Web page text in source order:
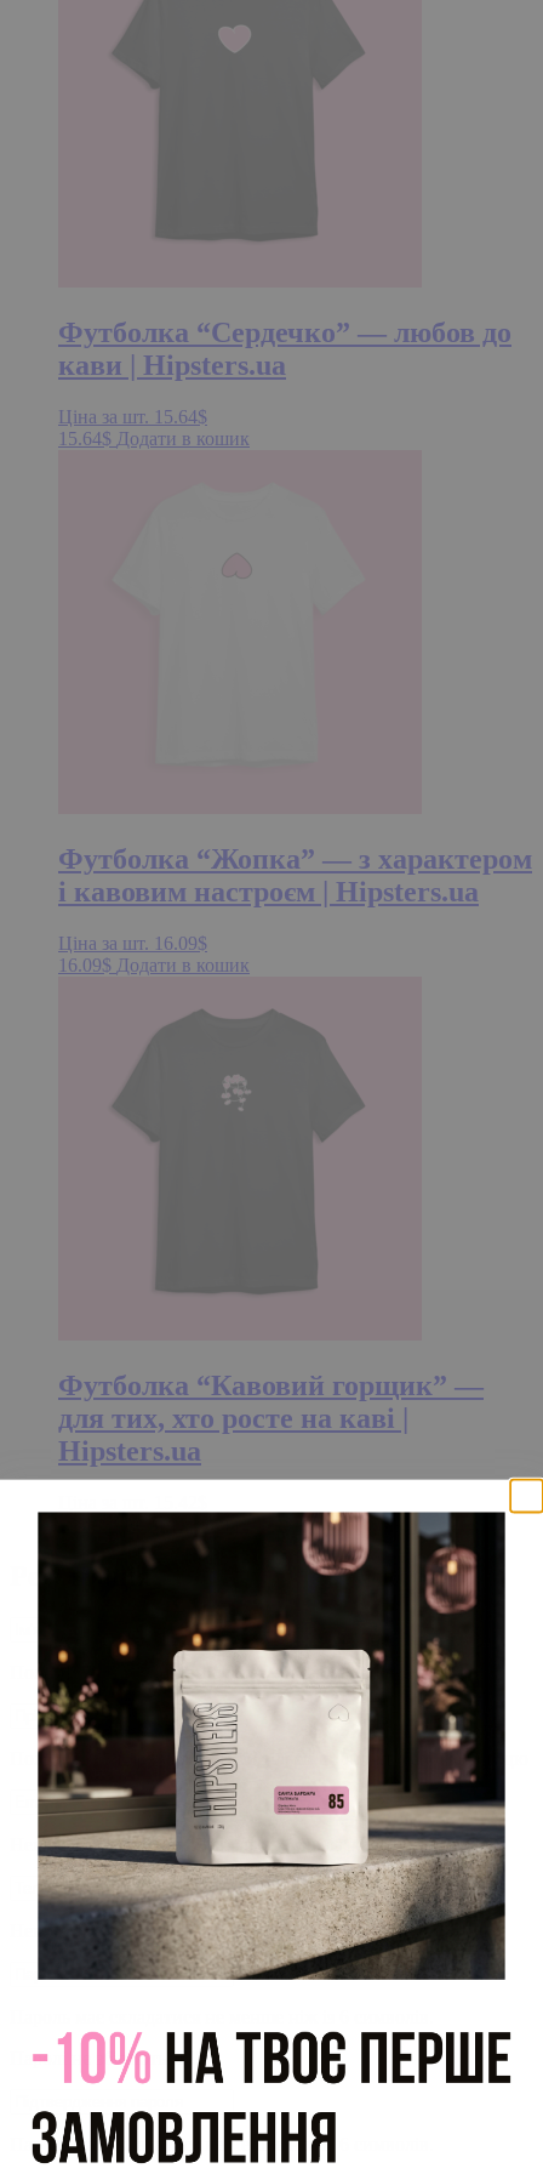
Футболка “Сердечко” — любов до
кави | Hipsters.ua
Ціна за шт. 15.64$
15.64$ Додати в кошик
Футболка “Жопка” — з характером
і кавовим настроєм | Hipsters.ua
Ціна за шт. 16.09$
16.09$ Додати в кошик
Футболка “Кавовий горщик” —
для тих, хто росте на каві |
Hipsters.ua
Реєстрація
Поле "Ім'я" має містити тільки кирилицю або латиницю
Поле "Прізвище" має містити тільки кирилицю або латиницю
Некоректне значення. Виправте, будь ласка
Неправильно заповнене поле
Паролі не збігаються!!!
Пароль має складатися не менше ніж із 6 символів.